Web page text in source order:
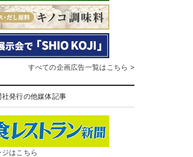
すべての企画広告一覧はこちら >
社発行の他媒体記事
はこちら